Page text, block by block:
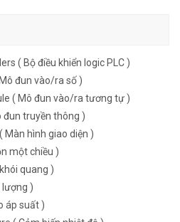
( Bộ điều khiển logic PLC )
đun vào/ra số )
( Mô đun vào/ra tương tự )
truyền thông )
hình giao diện )
một chiều )
quang )
lượng )
áp suất )